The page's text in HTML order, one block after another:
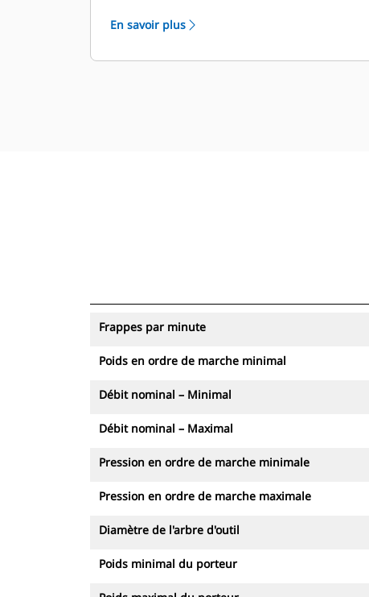
marteaux dotés du système de suivi
des ressources peuvent être
consultés dans VisionLink®.
En savoir plus
Frappes par minute
Poids en ordre de marche minimal
Débit nominal – Minimal
Débit nominal – Maximal
Pression en ordre de marche minimale
Pression en ordre de marche maximale
Diamètre de l'arbre d'outil
Poids minimal du porteur